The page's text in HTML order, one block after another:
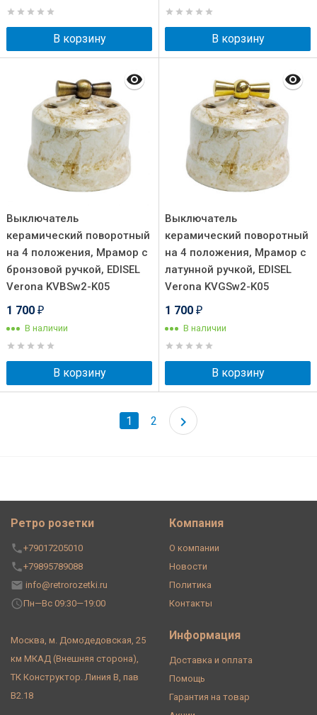
В корзину В корзину
Выключатель
керамический поворотный
на 4 положения, Мрамор с
бронзовой ручкой, EDISEL
Verona KVBSw2-K05
1 700 ₽
В наличии
В корзину
Выключатель
керамический поворотный
на 4 положения, Мрамор с
латунной ручкой, EDISEL
Verona KVGSw2-K05
1 700 ₽
В наличии
В корзину
1 2
Ретро розетки
+79017205010
+79895789088
info@retrorozetki.ru
Пн—Вс 09:30—19:00
Москва, м. Домодедовская, 25
км МКАД (Внешняя сторона),
ТК Конструктор. Линия В, пав
В2.18
Компания
О компании
Новости
Политика
Контакты
Информация
Доставка и оплата
Помощь
Гарантия на товар